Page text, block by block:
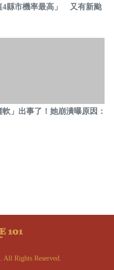
4縣市機率最高」 又有新颱
」出事了！她崩潰曝原因：
Rights Reserved.